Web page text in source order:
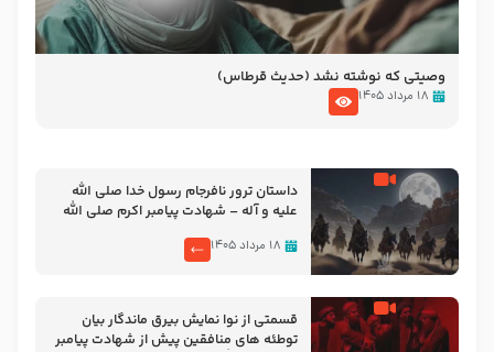
وصیتی که نوشته نشد (حدیث قرطاس)
۱۸ مرداد ۱۴۰۵
‌‌‌‌‌‌‌داستان ترور نافرجام رسول خدا صلی الله
علیه و آله – شهادت پیامبر اکرم صلی الله
۱۸ مرداد ۱۴۰۵
قسمتی از نوا نمایش بیرق ماندگار بیان
توطئه های منافقین پیش از شهادت پیامبر